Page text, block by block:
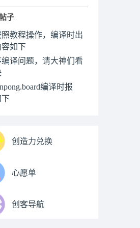
子
教程操作，编译时出
容如下
译问题，请大神们看
编译时报
下
创造力兑换
心愿单
创客导航